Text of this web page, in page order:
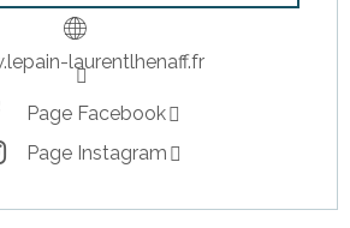
laurentlhenaff.fr
Page Facebook
Page Instagram